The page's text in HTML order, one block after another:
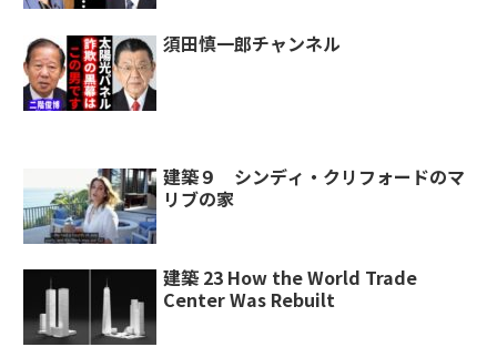
須田慎一郎チャンネル
建築９ シンディ・クリフォードのマ
リブの家￼
建築 23 How the World Trade
Center Was Rebuilt